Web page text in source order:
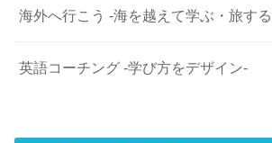
海外へ行こう -海を越えて学ぶ・旅す
英語コーチング -学び方をデザイン-